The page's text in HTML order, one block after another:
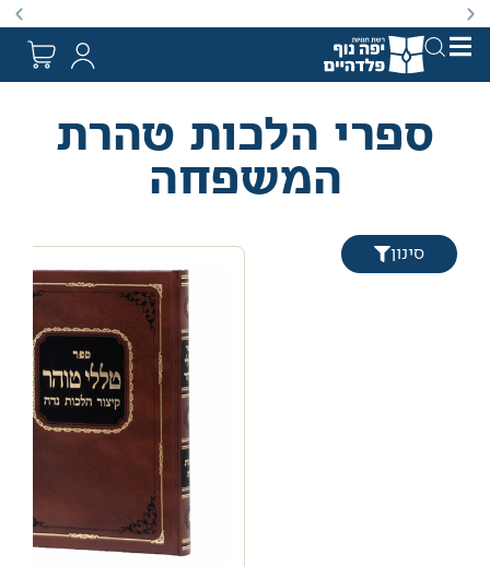
באתר מוצעים מוצרים במחירים נמוכים ומוזלים מהמחיר
ספרי הלכות טהרת
המשפחה
סינון